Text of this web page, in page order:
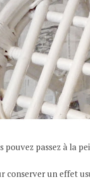
pouvez passez à la
un effet